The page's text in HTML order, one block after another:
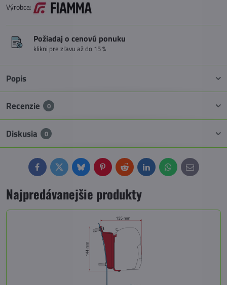
Výrobca:
Požiadaj o cenovú ponuku
klikni pre zľavu až do 15 %
Popis
Recenzie 0
Diskusia 0
FacebookTwitterBlueskyPinterestReddit LinkedInWhatsApp
E-
mail
Najpredávanejšie produkty